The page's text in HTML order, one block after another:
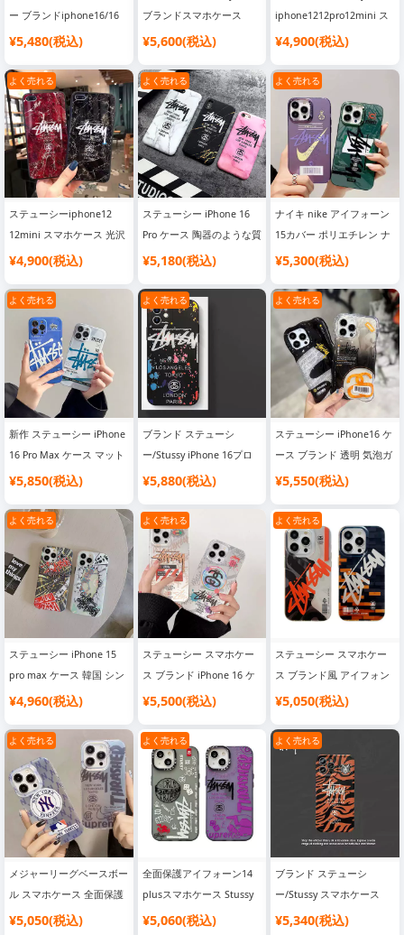
ー ブランドiphone16/16
pro/15ケース 経典 メンズ
プル 安い 大人気ブランド
シュプリーム ステューシ
ー スマホケース
SC24080728
¥5,480(税込)
ブランドスマホケース
iphone16/16promaxケー
いステューシー風 iphone
スマホケースSC24072211
¥5,600(税込)
iphone1212pro12mini ス
マホケース 後払い Galaxy
ゃれgalaxy s9s8 pluss10e
カバー Stussy レディース
向け ブランド柄 携帯ケー
¥4,900(税込)
よく売れる
ステューシーiphone12
12mini スマホケース 光沢
感ipone11 11pro カバー
ストリート風 ブランド
iphonexrxs maxカバー ス
テューシー ペア用
¥4,900(税込)
よく売れる
ステューシー iPhone 16
Pro ケース 陶器のような質
感 シンプルデザイン 女性
ー TBZY039
¥5,180(税込)
よく売れる
ナイキ nike アイフォーン
15カバー ポリエチレン ナ
イキ 薄型 アイホン 15
ォーン 14 スマホケース
stussy ブランドロゴ アイ
ホン 14pro max 高级 落下
防止 発売日 買う 流行り
最強 少女 電気メッキ
¥5,300(税込)
よく売れる
新作 ステューシー iPhone
16 Pro Max ケース マット
仕上げ 耐衝撃 全面保護 個
ハードケース SC23062113
¥5,850(税込)
よく売れる
ブランド ステューシ
ー/Stussy iPhone 16プロ
ケース 薄型 ソフトシリコ
ン 面白い スポーティなス
タイル situxi0616
¥5,880(税込)
よく売れる
ステューシー iPhone16 ケ
ース ブランド 透明 気泡ガ
ード付き ポリエチレン製
SC23053023
¥5,550(税込)
よく売れる
ステューシー iPhone 15
pro max ケース 韓国 シン
プル風 iphone14 保護ケー
iPhone 14Promaxケース
激安通販
¥4,960(税込)
よく売れる
ステューシー スマホケー
ス ブランド iPhone 16 ケ
ース 半透明 スタイリッシ
ボス加工 ポリエチレン製
SC23041210
¥5,500(税込)
よく売れる
ステューシー スマホケー
ス ブランド風 アイフォン
14 衝撃に強いiPhone
スポーツ風スマホケース
Stussy アイフォーン
14promax ステューシー保
護ケースiphone13
pro13pro max
¥5,050(税込)
よく売れる
メジャーリーグベースボー
ル スマホケース 全面保護
iphone14 綺麗カバー
¥5,050(税込)
よく売れる
全面保護アイフォーン14
plusスマホケース Stussy
カバーロゴ付きアイフォン
¥5,060(税込)
よく売れる
ブランド ステューシ
ー/Stussy スマホケース
¥5,340(税込)